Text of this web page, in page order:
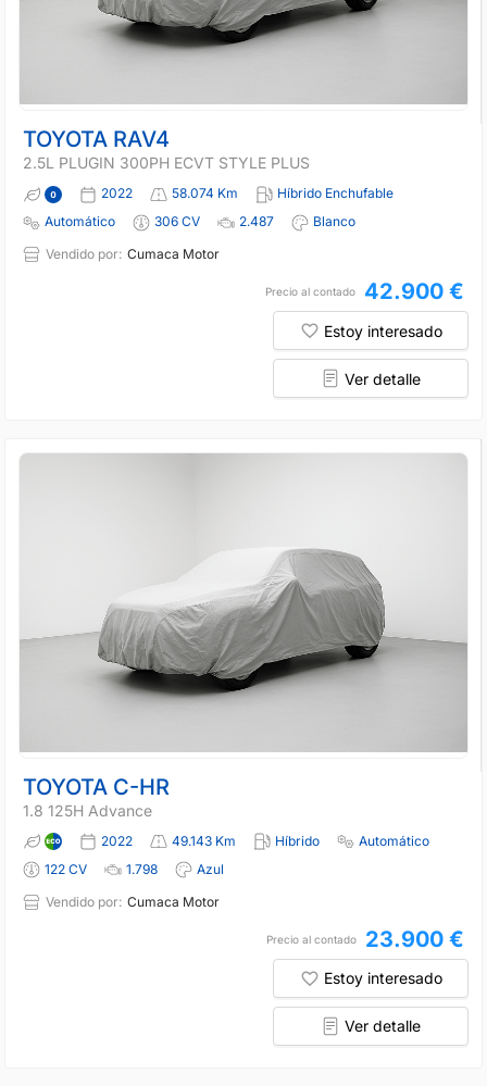
TOYOTA RAV4
2.5L PLUGIN 300PH ECVT STYLE PLUS
2022 58.074 Km
Híbrido Enchufable
Automático
306 CV 2.487
Blanco
Vendido por: Cumaca Motor
Precio al contado 42.900 €
Estoy interesado
Ver detalle
TOYOTA C-HR
1.8 125H Advance
2022 49.143 Km Híbrido
Automático
122 CV
1.798
Azul
Vendido por: Cumaca Motor
Precio al contado 23.900 €
Estoy interesado
Ver detalle